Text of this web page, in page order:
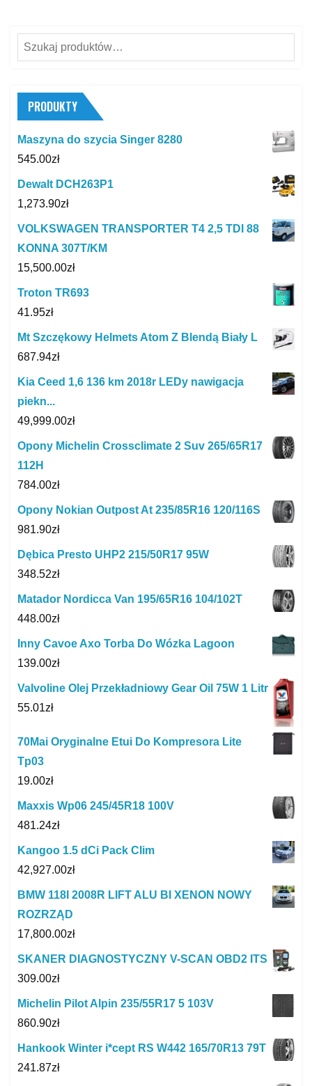
Szukaj:
PRODUKTY
Maszyna do szycia Singer 8280
545.00zł
Dewalt DCH263P1
1,273.90zł
VOLKSWAGEN TRANSPORTER T4 2,5 TDI 88
KONNA 307T/KM
15,500.00zł
Troton TR693
41.95zł
Mt Szczękowy Helmets Atom Z Blendą Biały L
687.94zł
Kia Ceed 1,6 136 km 2018r LEDy nawigacja
piekn...
49,999.00zł
Opony Michelin Crossclimate 2 Suv 265/65R17
112H
784.00zł
Opony Nokian Outpost At 235/85R16 120/116S
981.90zł
Dębica Presto UHP2 215/50R17 95W
348.52zł
Matador Nordicca Van 195/65R16 104/102T
448.00zł
Inny Cavoe Axo Torba Do Wózka Lagoon
139.00zł
Valvoline Olej Przekładniowy Gear Oil 75W 1 Litr
55.01zł
70Mai Oryginalne Etui Do Kompresora Lite
Tp03
19.00zł
Maxxis Wp06 245/45R18 100V
481.24zł
Kangoo 1.5 dCi Pack Clim
42,927.00zł
BMW 118I 2008R LIFT ALU BI XENON NOWY
ROZRZĄD
17,800.00zł
SKANER DIAGNOSTYCZNY V-SCAN OBD2 ITS
309.00zł
Michelin Pilot Alpin 235/55R17 5 103V
860.90zł
Hankook Winter i*cept RS W442 165/70R13 79T
241.87zł